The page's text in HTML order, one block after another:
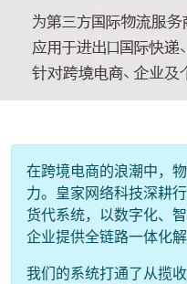
在跨境电商的浪潮中，
力。皇家网络科技深耕
货代系统，以数字化、
企业提供全链路一体化解
我们的系统打通了从揽